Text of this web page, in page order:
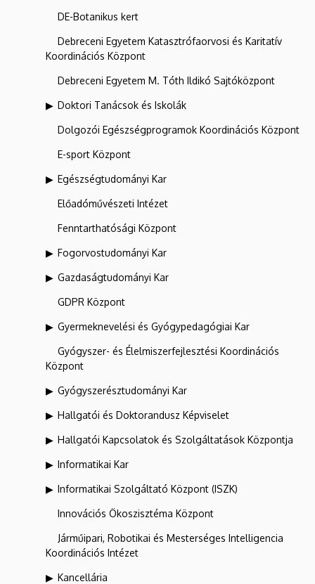
DE-Botanikus kert
Debreceni Egyetem Katasztrófaorvosi és Karitatív
Koordinációs Központ
Debreceni Egyetem M. Tóth Ildikó Sajtóközpont
Doktori Tanácsok és Iskolák
Dolgozói Egészségprogramok Koordinációs Központ
E-sport Központ
Egészségtudományi Kar
Előadóművészeti Intézet
Fenntarthatósági Központ
Fogorvostudományi Kar
Gazdaságtudományi Kar
GDPR Központ
Gyermeknevelési és Gyógypedagógiai Kar
Gyógyszer- és Élelmiszerfejlesztési Koordinációs
Központ
Gyógyszerésztudományi Kar
Hallgatói és Doktorandusz Képviselet
Hallgatói Kapcsolatok és Szolgáltatások Központja
Informatikai Kar
Informatikai Szolgáltató Központ (ISZK)
Innovációs Ökoszisztéma Központ
Járműipari, Robotikai és Mesterséges Intelligencia
Koordinációs Intézet
Kancellária